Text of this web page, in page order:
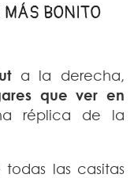
BONITO
a la derecha,
que ver en
réplica de la
todas las casitas